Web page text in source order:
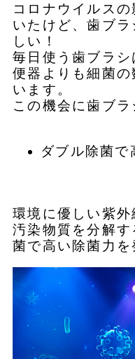
コロナウイルス
いたけど、歯ブ
しい！
毎日使う歯ブラシ
便器よりも細菌
います。
この機会に歯ブ
ダブル除菌で
環境に優しい紫
汚染物質を分解
菌で高い除菌力を